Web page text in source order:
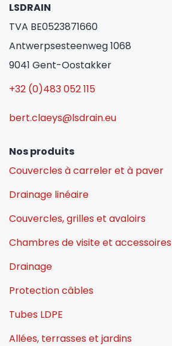
LSDRAIN
TVA BE0523871660
Antwerpsesteenweg 1068
9041 Gent-Oostakker
+32 (0)483 052 115
bert.claeys@lsdrain.eu
Nos produits
Couvercles à carreler et à paver
Drainage linéaire
Couvercles, grilles et avaloirs
Chambres de visite et accessoires
Drainage
Protection câbles
Tubes LDPE
Allées, terrasses et jardins